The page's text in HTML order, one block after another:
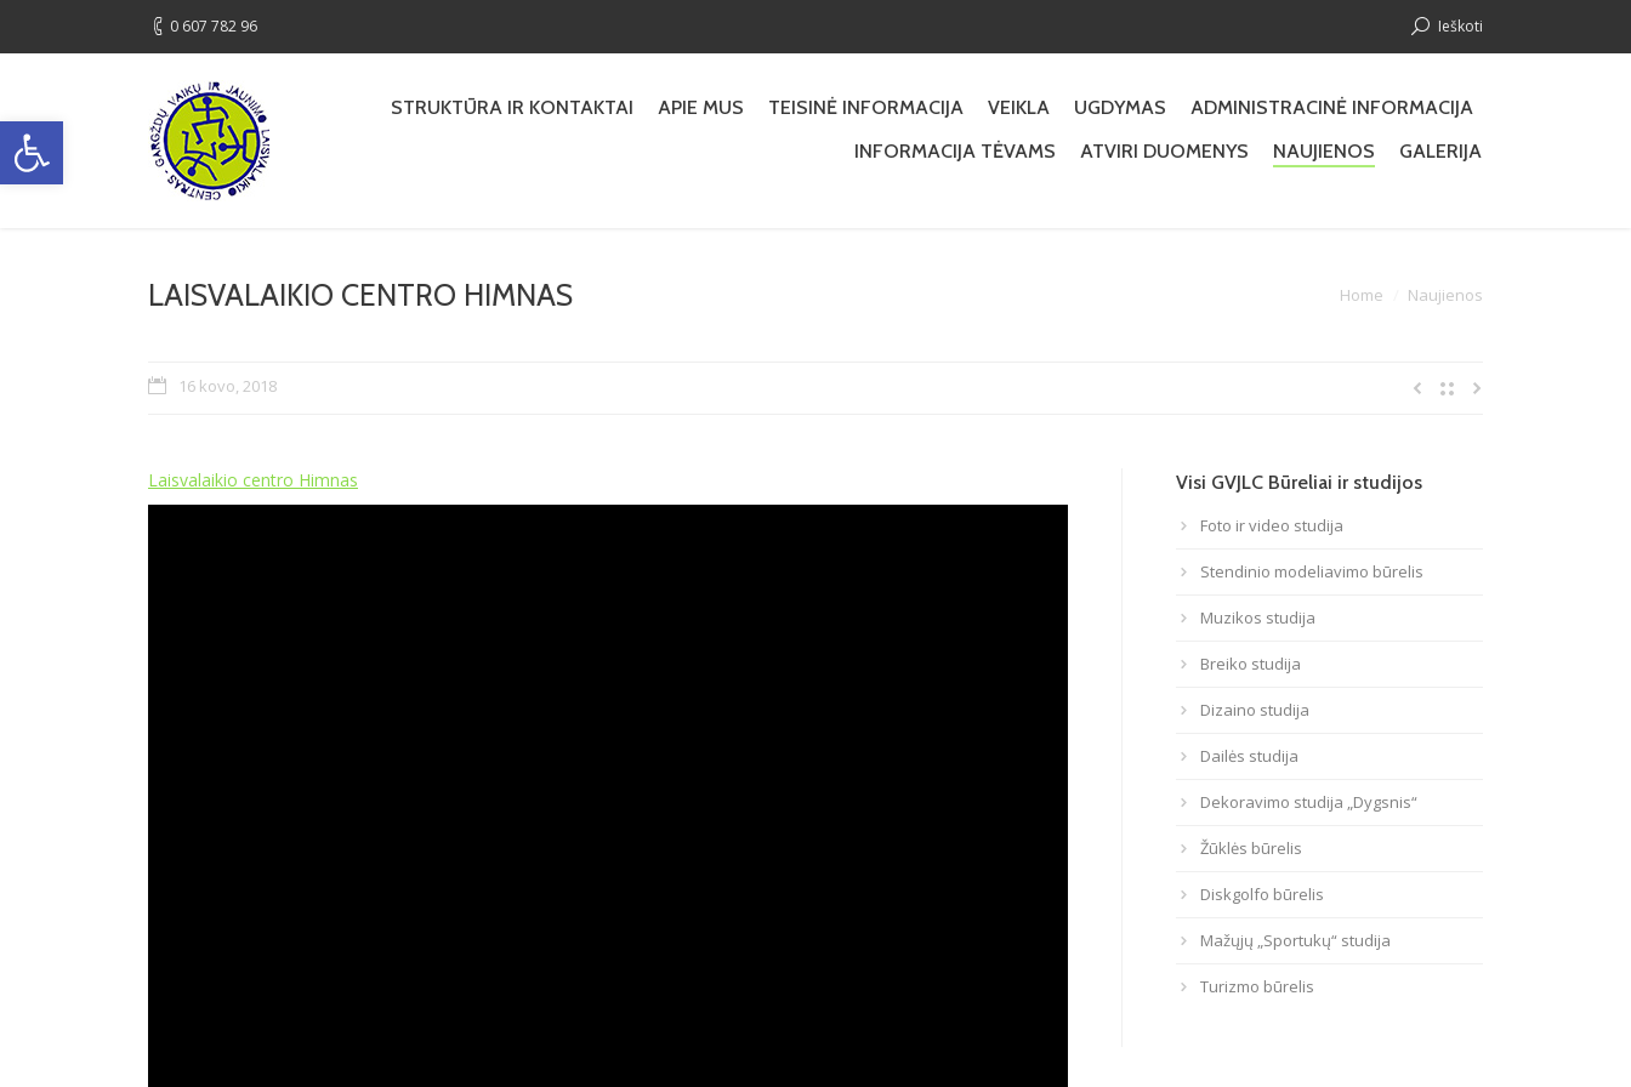
0 607 782 96 Ieškoti
STRUKTŪRA IR KONTAKTAI APIE MUS TEISINĖ INFORMACIJA VEIKLA UGDYMAS
ADMINISTRACINĖ INFORMACIJA
INFORMACIJA TĖVAMS
ATVIRI DUOMENYS NAUJIENOS GALERIJA
LAISVALAIKIO CENTRO HIMNAS Home Naujienos
16 kovo, 2018
Laisvalaikio centro Himnas Visi GVJLC Būreliai ir studijos
Foto ir video studija
Stendinio modeliavimo būrelis
Muzikos studija
Breiko studija
Dizaino studija
Dailės studija
Dekoravimo studija „Dygsnis“
Žūklės būrelis
Diskgolfo būrelis
Mažųjų „Sportukų“ studija
Turizmo būrelis
Open toolbar